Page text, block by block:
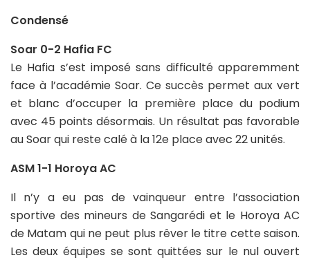
Condensé
Soar 0-2 Hafia FC
Le Hafia s’est imposé sans difficulté apparemment
face à l’académie Soar. Ce succès permet aux vert
et blanc d’occuper la première place du podium
avec 45 points désormais. Un résultat pas favorable
au Soar qui reste calé à la 12e place avec 22 unités.
ASM 1-1 Horoya AC
Il n’y a eu pas de vainqueur entre l’association
sportive des mineurs de Sangarédi et le Horoya AC
de Matam qui ne peut plus rêver le titre cette saison.
Les deux équipes se sont quittées sur le nul ouvert